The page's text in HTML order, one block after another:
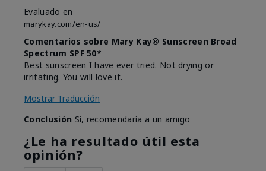
Evaluado en
marykay.com/en-us/
Comentarios sobre Mary Kay® Sunscreen Broad
Spectrum SPF 50*
Best sunscreen I have ever tried. Not drying or
irritating. You will love it.
Mostrar Traducción
Conclusión Sí, recomendaría a un amigo
¿Le ha resultado útil esta
opinión?